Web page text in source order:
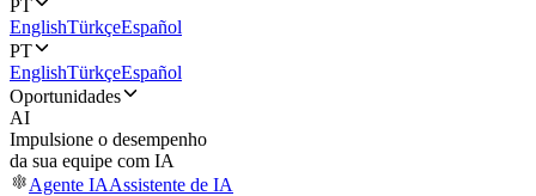
PT
EnglishTürkçeEspañol
PT
EnglishTürkçeEspañol
Oportunidades
AI
Impulsione o desempenho
da sua equipe com IA
Agente IAAssistente de IA